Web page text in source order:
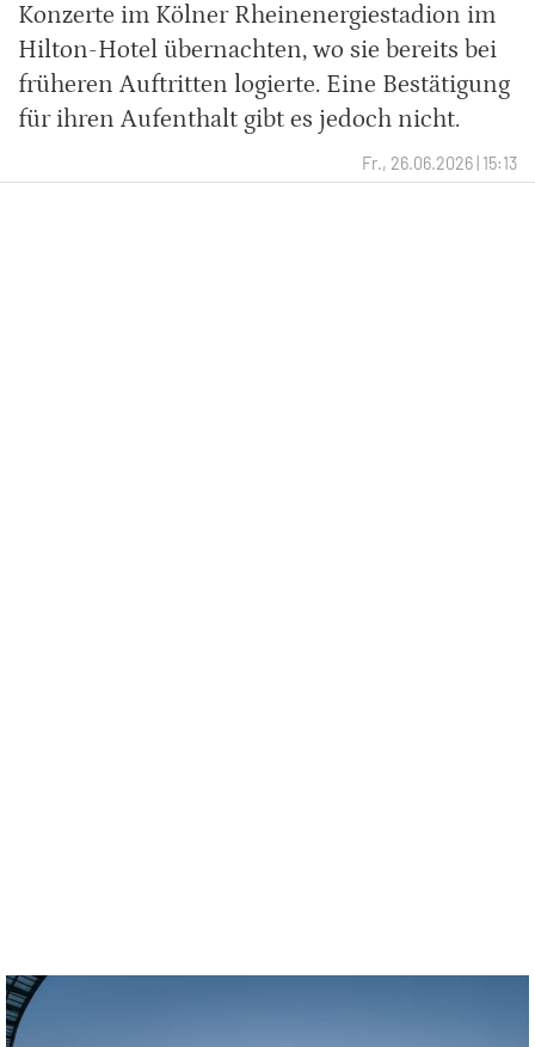
Konzerte im Kölner Rheinenergiestadion im
Hilton-Hotel übernachten, wo sie bereits bei
früheren Auftritten logierte. Eine Bestätigung
für ihren Aufenthalt gibt es jedoch nicht.
Fr., 26.06.2026 | 15:13